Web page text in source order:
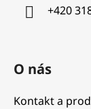
+420
O nás
Kontakt a